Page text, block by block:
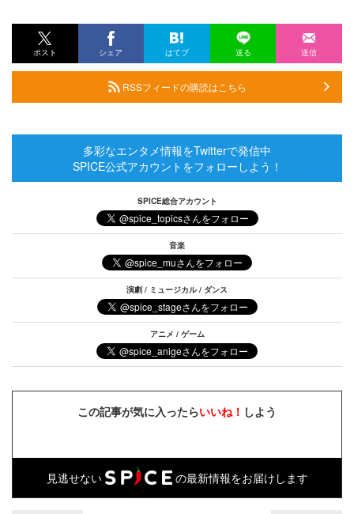
ポスト シェア はてブ 送る 送信
RSSフィードの購読はこちら
多彩なエンタメ情報をTwitterで発信中
SPICE公式アカウントをフォローしよう！
SPICE総合アカウント
音楽
演劇 / ミュージカル / ダンス
アニメ / ゲーム
この記事が気に入ったらいいね！ しよう
見逃せない の最新情報をお届けします